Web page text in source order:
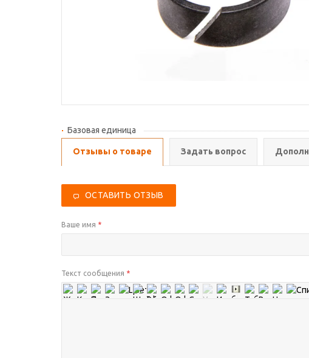
Базовая единица
Отзывы о товаре Задать вопрос
ОСТАВИТЬ ОТЗЫВ
Ваше имя *
Текст сообщения *